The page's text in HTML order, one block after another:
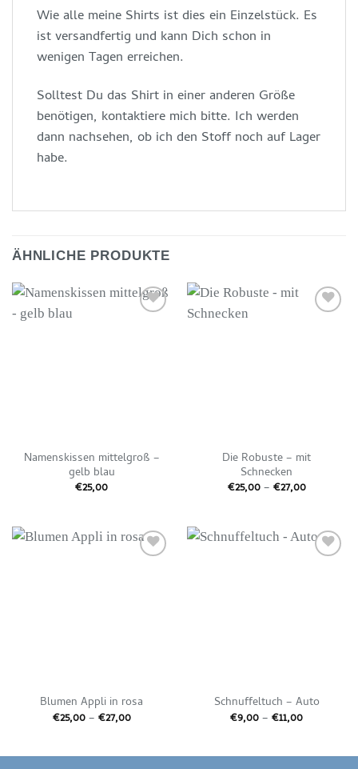
Wie alle meine Shirts ist dies ein Einzelstück. Es
ist versandfertig und kann Dich schon in
wenigen Tagen erreichen.
Solltest Du das Shirt in einer anderen Größe
benötigen, kontaktiere mich bitte. Ich werden
dann nachsehen, ob ich den Stoff noch auf Lager
habe.
ÄHNLICHE PRODUKTE
Namenskissen mittelgroß –
gelb blau
€25,00
Die Robuste – mit
Schnecken
€25,00– €27,00
Blumen Appli in rosa
€25,00– €27,00Preisspanne:
€27,00
Schnuffeltuch – Auto
€9,00– €11,00
€11,00